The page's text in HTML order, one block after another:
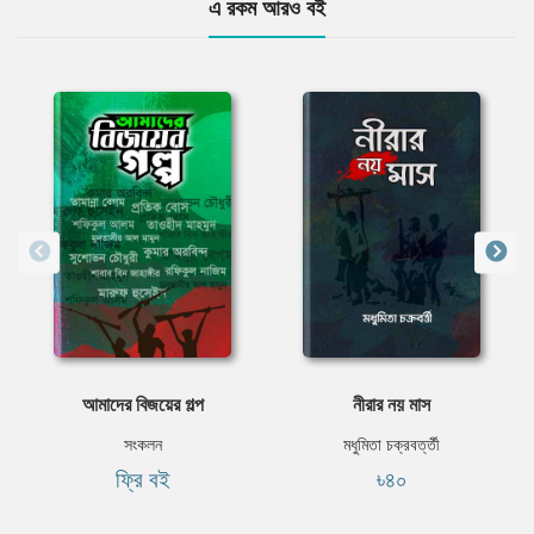
এ রকম আরও বই
আমাদের বিজয়ের গল্প
সংকলন
ফ্রি বই
নীরার নয় মাস
মধুমিতা চক্রবর্ত্তী
৳৪০